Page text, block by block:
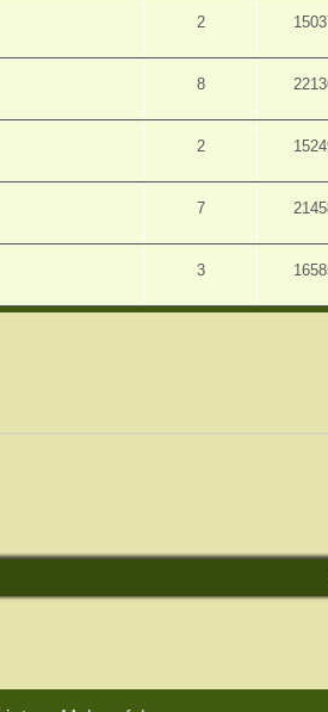
2
8
2
7
3